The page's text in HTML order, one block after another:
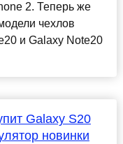
2. Теперь же
чехлов
и Galaxy Note20
Galaxy S20
новинки